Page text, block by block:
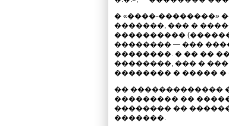
� «����-��������»
�������, ��� �
����������
�������� — ���
��������. � �� ��
��������, ��� �
�������� � �����
�� �������������
��������� ��
�������� ��
�������.